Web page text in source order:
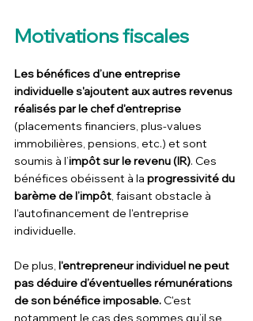
Motivations fiscales
Les bénéfices d’une entreprise
individuelle s'ajoutent aux autres revenus
réalisés par le chef d'entreprise
(placements financiers, plus-values
immobilières, pensions, etc.) et sont
soumis à l’impôt sur le revenu (IR). Ces
bénéfices obéissent à la progressivité du
barème de l’impôt, faisant obstacle à
l'autofinancement de l'entreprise
individuelle.
De plus, l'entrepreneur individuel ne peut
pas déduire d’éventuelles rémunérations
de son bénéfice imposable. C'est